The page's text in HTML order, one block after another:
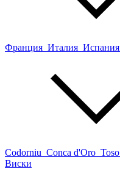
Франция Италия Испания
Codorniu Conca d'Oro Toso
Виски